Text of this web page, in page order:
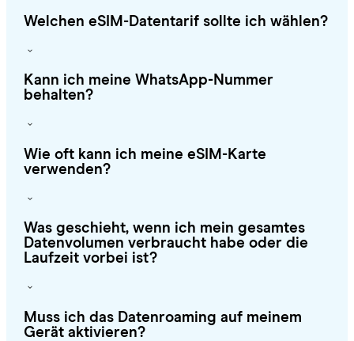
Welchen eSIM-Datentarif sollte ich wählen?
Kann ich meine WhatsApp-Nummer
behalten?
Wie oft kann ich meine eSIM-Karte
verwenden?
Was geschieht, wenn ich mein gesamtes
Datenvolumen verbraucht habe oder die
Laufzeit vorbei ist?
Muss ich das Datenroaming auf meinem
Gerät aktivieren?